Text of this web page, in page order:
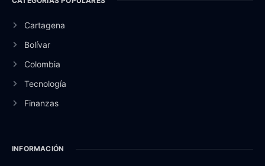
Cartagena
Bolívar
Colombia
Tecnología
Finanzas
INFORMACIÓN